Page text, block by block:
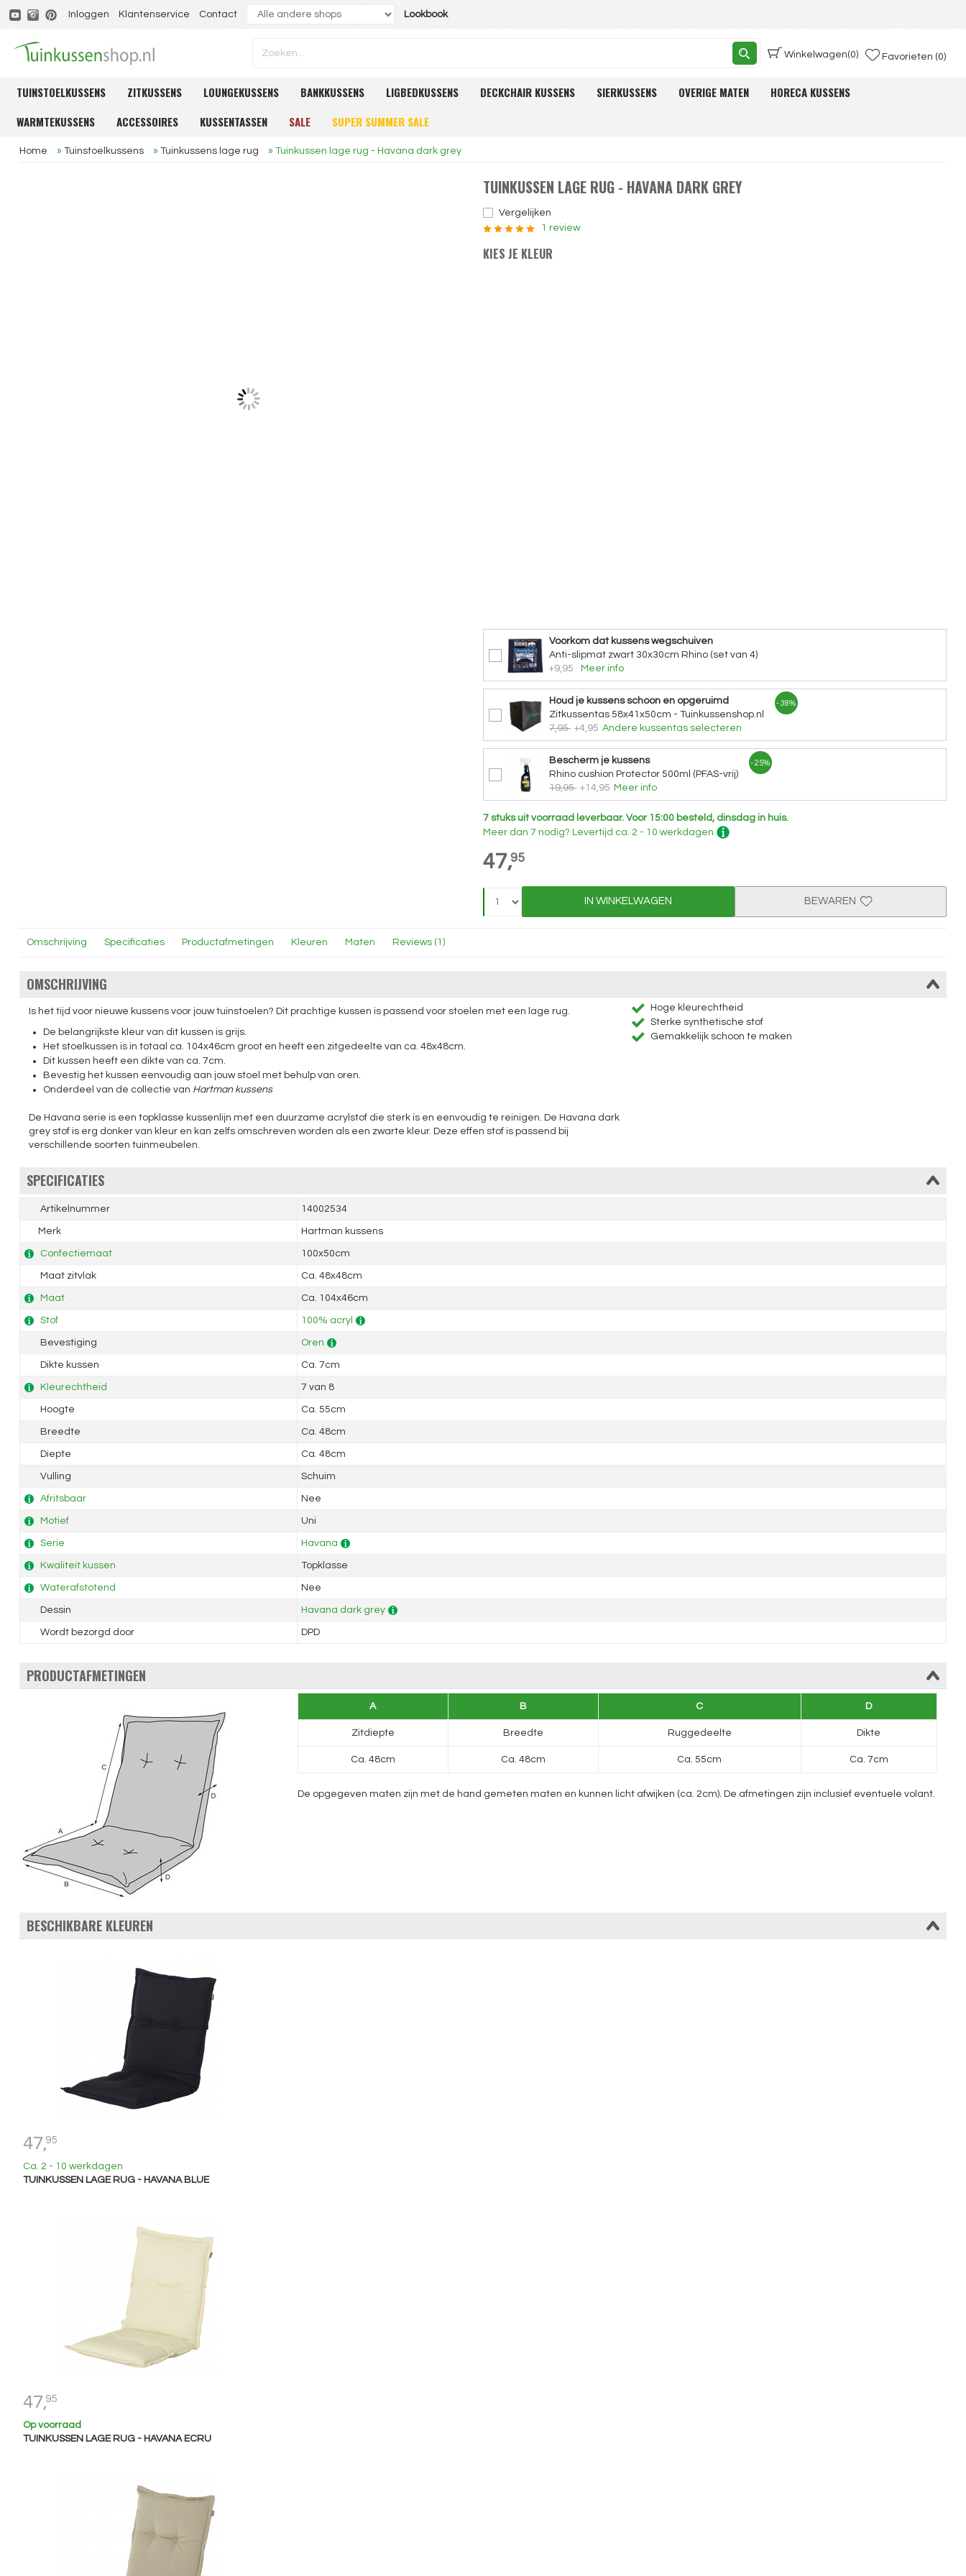
Inloggen Klantenservice Contact Lookbook
Winkelwagen(0) Favorieten (0)
TUINSTOELKUSSENS ZITKUSSENS LOUNGEKUSSENS BANKKUSSENS LIGBEDKUSSENS DECKCHAIR KUSSENS SIERKUSSENS OVERIGE MATEN
HORECA KUSSENS
WARMTEKUSSENS
ACCESSOIRES KUSSENTASSEN SALE SUPER SUMMER SALE
Home » Tuinstoelkussens » Tuinkussens lage rug » Tuinkussen lage rug - Havana dark grey
TUINKUSSEN LAGE RUG - HAVANA DARK GREY
Vergelijken
1 review
KIES JE KLEUR
Voorkom dat kussens wegschuiven
Anti-slipmat zwart 30x30cm Rhino (set van 4)
+9,95
Meer info
Houd je kussens schoon en opgeruimd
Zitkussentas 58x41x50cm - Tuinkussenshop.nl
7,95 +4,95 Andere kussentas selecteren
- 38%
Bescherm je kussens
Rhino cushion Protector 500ml (PFAS-vrij)
19,95 +14,95 Meer info
- 25%
7 stuks uit voorraad leverbaar. Voor 15:00 besteld, dinsdag in huis.
Meer dan 7 nodig? Levertijd ca. 2 - 10 werkdagen
47,95
IN WINKELWAGEN BEWAREN
Omschrijving Specificaties Productafmetingen Kleuren Maten Reviews (1)
OMSCHRIJVING
Is het tijd voor nieuwe kussens voor jouw tuinstoelen? Dit prachtige kussen is passend voor stoelen met een lage rug.
De belangrijkste kleur van dit kussen is grijs.
Het stoelkussen is in totaal ca. 104x46cm groot en heeft een zitgedeelte van ca. 48x48cm.
Dit kussen heeft een dikte van ca. 7cm.
Bevestig het kussen eenvoudig aan jouw stoel met behulp van oren.
Onderdeel van de collectie van Hartman kussens
De Havana serie is een topklasse kussenlijn met een duurzame acrylstof die sterk is en eenvoudig te reinigen. De Havana dark
grey stof is erg donker van kleur en kan zelfs omschreven worden als een zwarte kleur. Deze effen stof is passend bij
verschillende soorten tuinmeubelen.
Hoge kleurechtheid
Sterke synthetische stof
Gemakkelijk schoon te maken
SPECIFICATIES
Artikelnummer 14002534
Merk Hartman kussens
Confectiemaat 100x50cm
Maat zitvlak Ca. 48x48cm
Maat Ca. 104x46cm
Stof 100% acryl
Bevestiging Oren
Dikte kussen Ca. 7cm
Kleurechtheid 7 van 8
Hoogte Ca. 55cm
Breedte Ca. 48cm
Diepte Ca. 48cm
Vulling Schuim
Afritsbaar Nee
Motief Uni
Serie Havana
Kwaliteit kussen Topklasse
Waterafstotend Nee
Dessin Havana dark grey
Wordt bezorgd door DPD
PRODUCTAFMETINGEN
A B C D
Zitdiepte Breedte Ruggedeelte Dikte
Ca. 48cm Ca. 48cm Ca. 55cm Ca. 7cm
De opgegeven maten zijn met de hand gemeten maten en kunnen licht afwijken (ca. 2cm). De afmetingen zijn inclusief eventuele volant.
BESCHIKBARE KLEUREN
47,95
Ca. 2 - 10 werkdagen
TUINKUSSEN LAGE RUG - HAVANA BLUE
47,95
Op voorraad
TUINKUSSEN LAGE RUG - HAVANA ECRU